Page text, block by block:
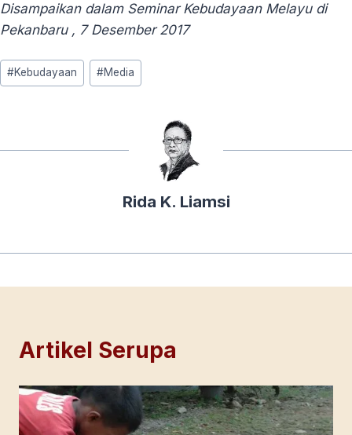
Disampaikan dalam Seminar Kebudayaan Melayu di
Pekanbaru , 7 Desember 2017
Post
Tags:
#Kebudayaan #Media
Rida K. Liamsi
Artikel Serupa